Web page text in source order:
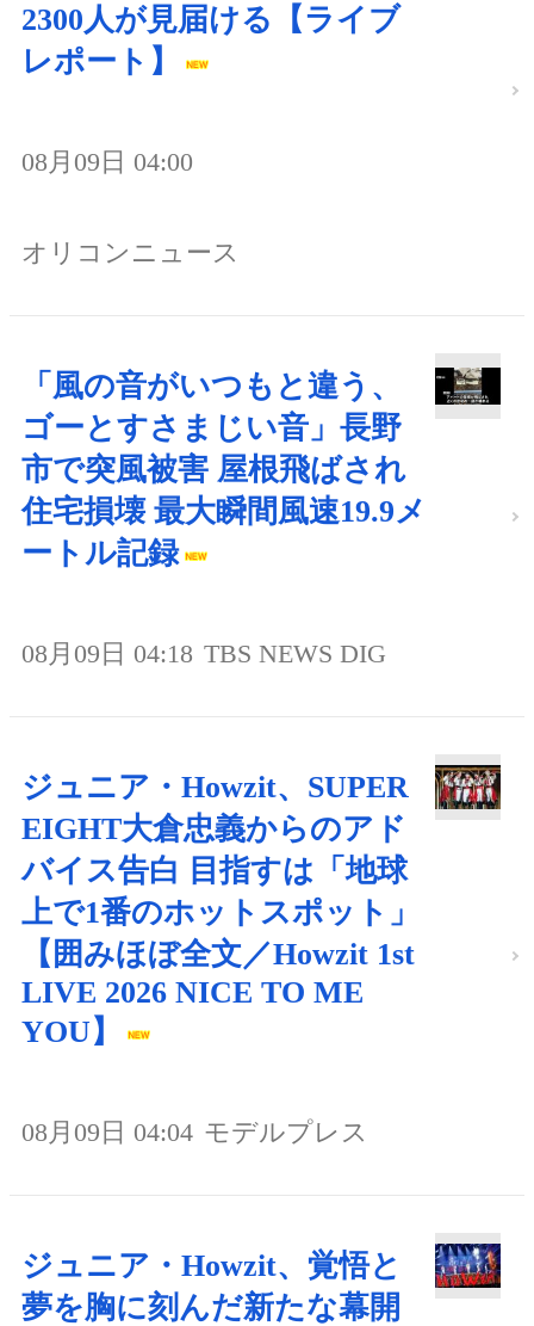
2300人が見届ける【ライブ
レポート】
08月09日 04:00
オリコンニュース
「風の音がいつもと違う、
ゴーとすさまじい音」長野
市で突風被害 屋根飛ばされ
住宅損壊 最大瞬間風速19.9メ
ートル記録
08月09日 04:18 TBS NEWS DIG
ジュニア・Howzit、SUPER
EIGHT大倉忠義からのアド
バイス告白 目指すは「地球
上で1番のホットスポット」
【囲みほぼ全文／Howzit 1st
LIVE 2026 NICE TO ME
YOU】
08月09日 04:04 モデルプレス
ジュニア・Howzit、覚悟と
夢を胸に刻んだ新たな幕開